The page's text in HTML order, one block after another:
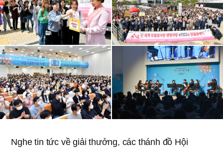
Nghe tin tức về giải thưởng, các thánh đồ Hội